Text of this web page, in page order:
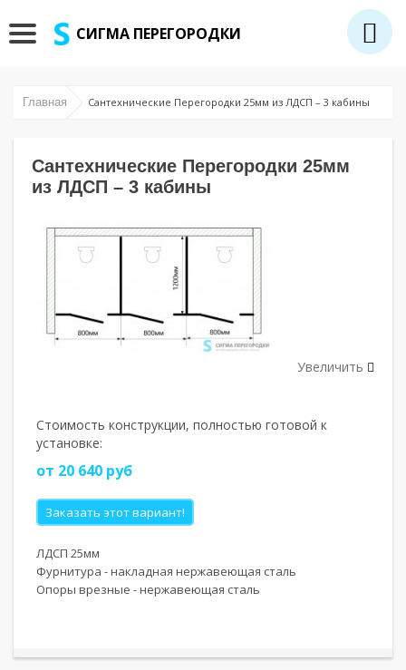
СИГМА ПЕРЕГОРОДКИ
Главная Сантехнические Перегородки 25мм из ЛДСП – 3 кабины
Сантехнические Перегородки 25мм
из ЛДСП – 3 кабины
Увеличить
Стоимость конструкции, полностью готовой к
установке:
от 20 640 руб
Заказать этот вариант!
ЛДСП 25мм
Фурнитура - накладная нержавеющая сталь
Опоры врезные - нержавеющая сталь